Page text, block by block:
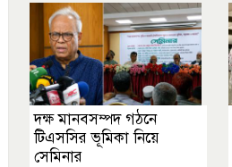
দক্ষ মানবসম্পদ গঠনে
টিএসসির ভূমিকা নিয়ে
সেমিনার